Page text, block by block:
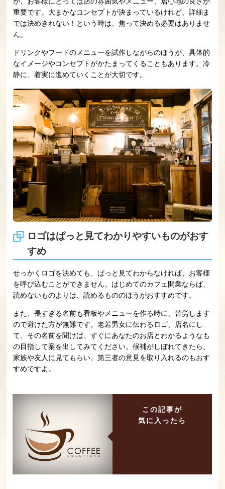
重要です。大まかなコンセプトが決まっているけれど、詳細ま
では決めきれない！という時は、焦って決める必要はありませ
ん。
ドリンクやフードのメニューを試作しながらのほうが、具体的
なイメージやコンセプトがかたまってくることもあります。冷
静に、着実に進めていくことが大切です。
ロゴはぱっと見てわかりやすいものがおす
すめ
せっかくロゴを決めても、ぱっと見てわからなければ、お客様
を呼び込むことができません。はじめてのカフェ開業ならば、
読めないものよりは、読めるもののほうがおすすめです。
また、長すぎる名前も看板やメニューを作る時に、苦労します
ので避けた方が無難です。老若男女に伝わるロゴ、店名にし
て、その名前を聞けば、すぐにあなたのお店とわかるようなも
の目指して案を出してみてください。候補がしぼれてきたら、
家族や友人に見てもらい、第三者の意見を取り入れるのもおす
すめですよ。
この記事が
気に入ったら